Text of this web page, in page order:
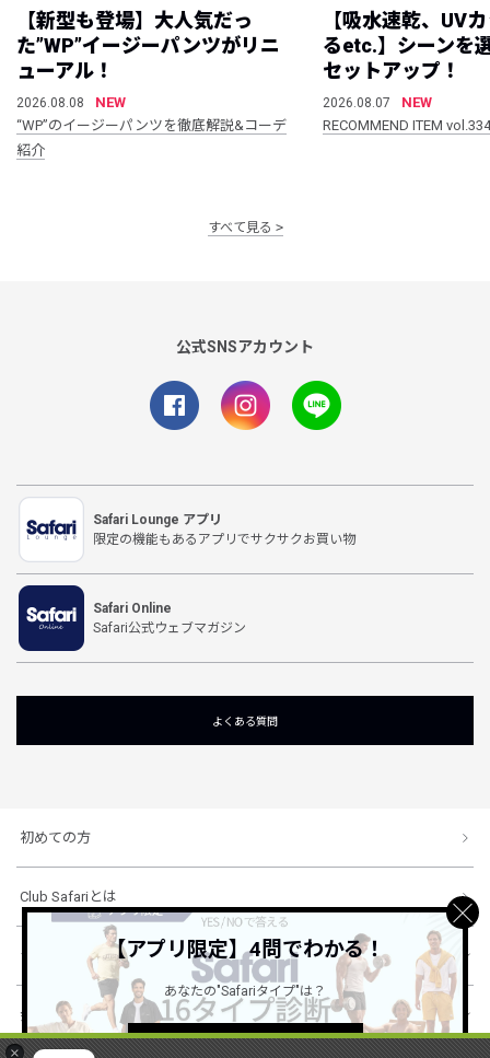
×
【新型も登場】大人気だっ
た”WP”イージーパンツがリニ
ューアル！
2026.08.08
NEW
“WP”のイージーパンツを徹底解説&コーデ
紹介
【吸水速乾、UV
るetc.】シーンを
セットアップ！
2026.08.07
NEW
RECOMMEND ITEM vol.334
すべて見る
公式SNSアカウント
Safari Lounge アプリ
限定の機能もあるアプリでサクサクお買い物
Safari Online
Safari公式ウェブマガジン
よくある質問
初めての方
Club Safariとは
ショッピングガイド
会社概要・規約
【アプリ限定】4問でわかる！
あなたの"Safariタイプ"は？
詳しくはこちら ＞